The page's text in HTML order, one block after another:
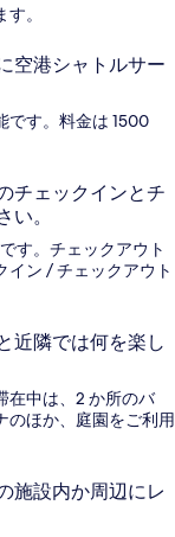
。
空港シャトルサー
です。料金は 1500
チェックインとチ
い。
す。チェックアウト
イン / チェックアウト
近隣では何を楽し
在中は、2 か所のバ
のほか、庭園をご利用
施設内か周辺にレ